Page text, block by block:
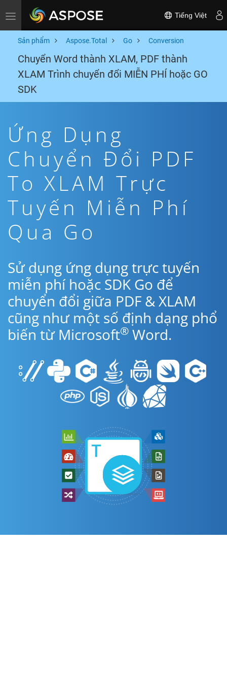
Toggle navigation Tiếng Việt
Sản phẩm Aspose.Total Go Conversion
Chuyển Word thành XLAM, PDF thành
XLAM Trình chuyển đổi MIỄN PHÍ hoặc GO
SDK
Ứng Dụng
Chuyển Đổi PDF
To XLAM Trực
Tuyến Miễn Phí
Qua Go
Sử dụng ứng dụng trực tuyến
miễn phí hoặc SDK Go để
chuyển đổi giữa PDF & XLAM
cũng như một số định dạng phổ
biến từ Microsoft® Word.